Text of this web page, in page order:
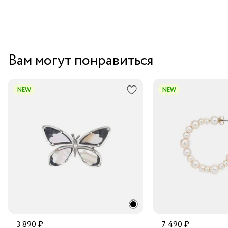
Вам могут понравиться
NEW
3 890 ₽
NEW
7 490 ₽